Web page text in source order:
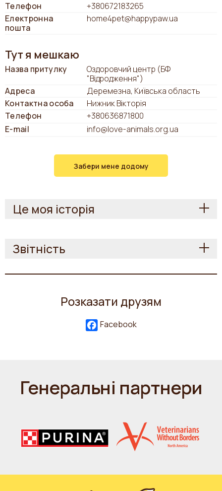
Телефон
+380672183265
Електронна
пошта
home4pet@happypaw.ua
Тут я мешкаю
Назва притулку
Оздоровчий центр (БФ
"Відродження")
Адреса
Деремезна, Київська область
Контактна особа
Нижник Вікторія
Телефон
+380636871800
E-mail
info@love-animals.org.ua
Забери мене додому
Це моя історія
Звітність
Розказати друзям
Facebook
Генеральні партнери